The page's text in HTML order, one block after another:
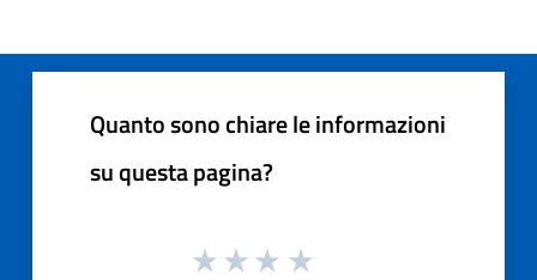
Quanto sono chiare le informazioni
su questa pagina?